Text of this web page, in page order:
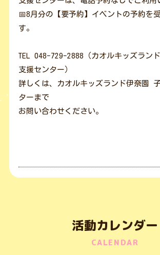
📅8月分の【要予約】イベントの予約を
す。
TEL 048-729-2888 （カオルキッズラン
支援センター）
詳しくは、カオルキッズランド伊奈園
ターまで
お問い合わせください。
活動カレンダー
CALENDAR